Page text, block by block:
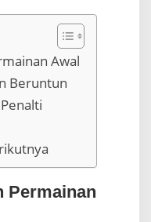
Awal
Beruntun
Permainan